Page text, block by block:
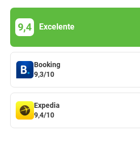
9,4 Excelente
Booking
9,3/10
Expedia
9,4/10